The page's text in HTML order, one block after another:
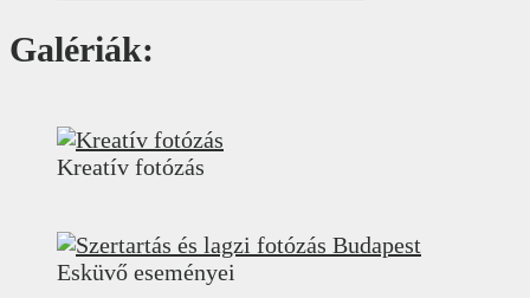
Galériák:
Kreatív fotózás
Esküvő eseményei